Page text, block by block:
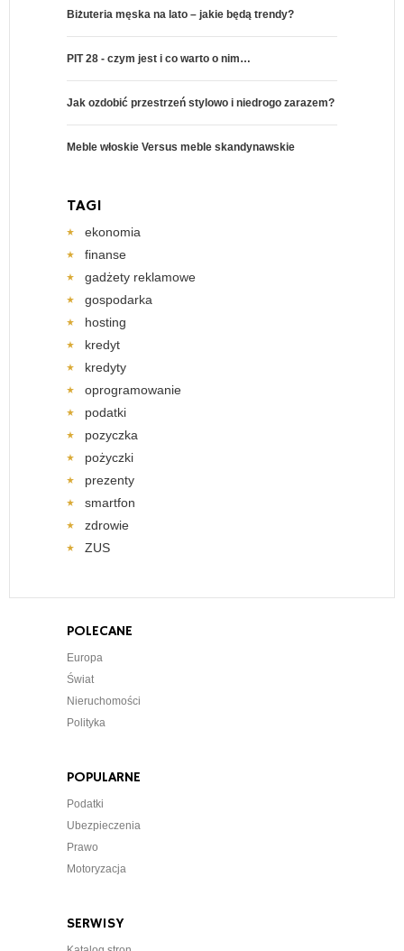
Biżuteria męska na lato – jakie będą trendy?
PIT 28 - czym jest i co warto o nim…
Jak ozdobić przestrzeń stylowo i niedrogo zarazem?
Meble włoskie Versus meble skandynawskie
TAGI
ekonomia
finanse
gadżety reklamowe
gospodarka
hosting
kredyt
kredyty
oprogramowanie
podatki
pozyczka
pożyczki
prezenty
smartfon
zdrowie
ZUS
POLECANE
Europa
Świat
Nieruchomości
Polityka
POPULARNE
Podatki
Ubezpieczenia
Prawo
Motoryzacja
SERWISY